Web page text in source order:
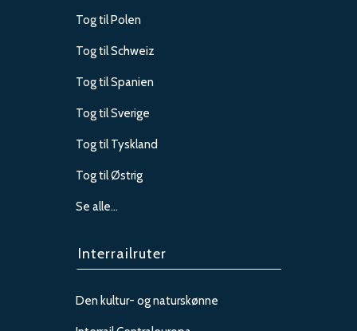
Tog til Polen
Tog til Schweiz
Tog til Spanien
Tog til Sverige
Tog til Tyskland
Tog til Østrig
Se alle…
Interrailruter
Den kultur- og naturskønne